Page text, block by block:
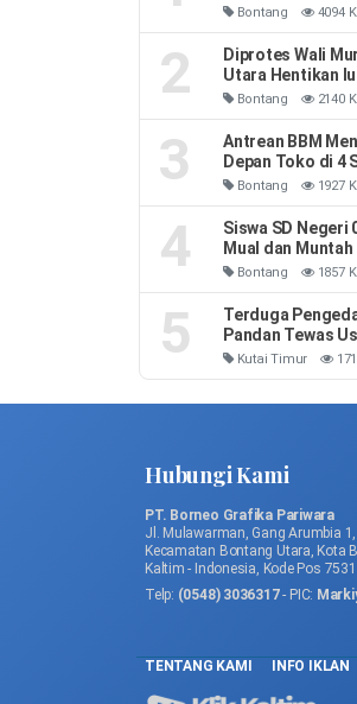
Habiskan 40 Liter
Bontang 4094
2
Diprotes Wali
Utara Hentikan
Bontang 2140
3
Antrean BBM
Depan Toko di 4
Usaha Rugi
Bontang 1927
4
Siswa SD Negeri
Mual dan
MBG
Bontang 1857
5
Terduga
Pandan Tewas
Sempat Melawan
Napas
Kutai Timur
Hubungi Kami
PT. Borneo Grafika Pariwara
Jl. Mulawarman, Gang Arumbia
Kecamatan Bontang Utara, Kota
Kaltim - Indonesia, Kode Pos
Telp: (0548) 3036317- PIC:
TENTANG KAMI INFO IKLAN